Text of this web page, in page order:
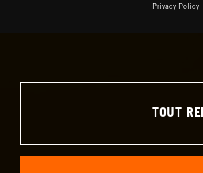
Privacy Policy
TOUT